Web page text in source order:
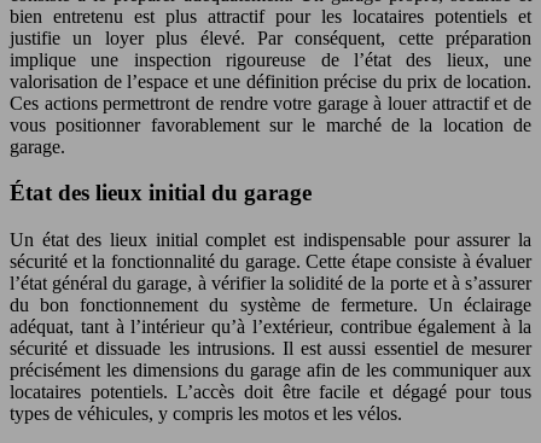
bien entretenu est plus attractif pour les locataires potentiels et
justifie un loyer plus élevé. Par conséquent, cette préparation
implique une inspection rigoureuse de l’état des lieux, une
valorisation de l’espace et une définition précise du prix de location.
Ces actions permettront de rendre votre garage à louer attractif et de
vous positionner favorablement sur le marché de la location de
garage.
État des lieux initial du garage
Un état des lieux initial complet est indispensable pour assurer la
sécurité et la fonctionnalité du garage. Cette étape consiste à évaluer
l’état général du garage, à vérifier la solidité de la porte et à s’assurer
du bon fonctionnement du système de fermeture. Un éclairage
adéquat, tant à l’intérieur qu’à l’extérieur, contribue également à la
sécurité et dissuade les intrusions. Il est aussi essentiel de mesurer
précisément les dimensions du garage afin de les communiquer aux
locataires potentiels. L’accès doit être facile et dégagé pour tous
types de véhicules, y compris les motos et les vélos.